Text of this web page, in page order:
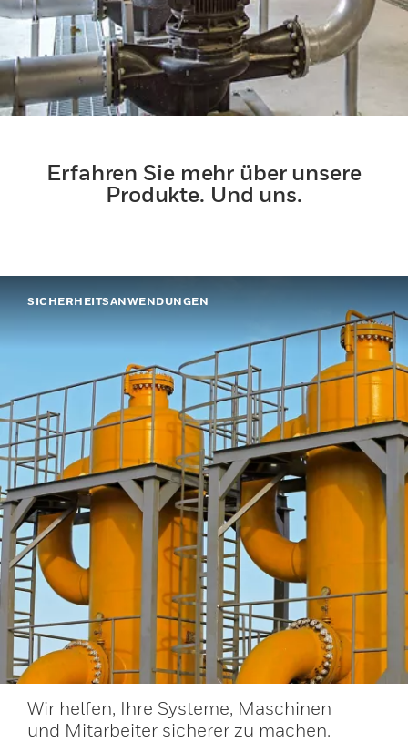
Erfahren Sie mehr über unsere
Produkte. Und uns.
SICHERHEITSANWENDUNGEN
Wir helfen, Ihre Systeme, Maschinen
und Mitarbeiter sicherer zu machen.